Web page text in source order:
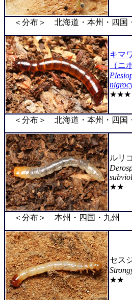
＜分布＞ 北海道・本州・四国
キマ
（ニ
★★★
＜分布＞ 北海道・本州・四国
ルリ
★★
＜分布＞ 本州・四国・九州
セス
★★